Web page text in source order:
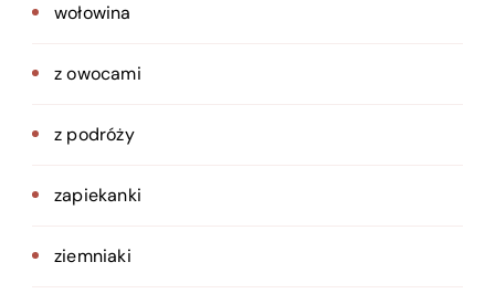
wołowina
z owocami
z podróży
zapiekanki
ziemniaki